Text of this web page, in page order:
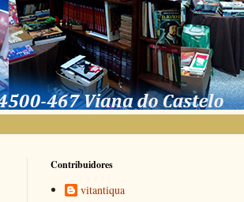
Contribuidores
vitantiqua